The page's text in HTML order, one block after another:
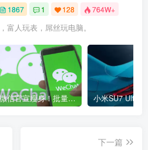
1867 1 128 764W+
富人玩表，屌丝玩电脑。
微信官宣瘦身！批量清理原图新功能来了 安卓、iOS均可使用
下一篇